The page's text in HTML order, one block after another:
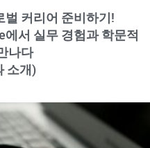
벌 커리어 준비하기!
서 실무 경험과 학문적
나다
소개)